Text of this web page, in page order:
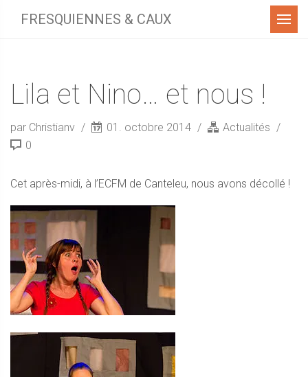
FRESQUIENNES & CAUX Menu
Lila et Nino… et nous !
par Christianv 01. octobre 2014
Actualités
0
Cet après-midi, à l’ECFM de Canteleu, nous avons décollé !